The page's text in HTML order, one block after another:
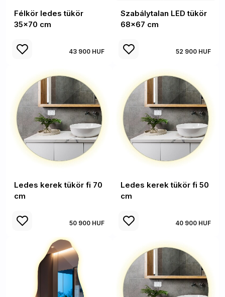
Félkör ledes tükör
35x70 cm
43 900 HUF
Szabálytalan LED tükör
68x67 cm
52 900 HUF
Ledes kerek tükör fi 70
cm
50 900 HUF
Ledes kerek tükör fi 50
cm
40 900 HUF